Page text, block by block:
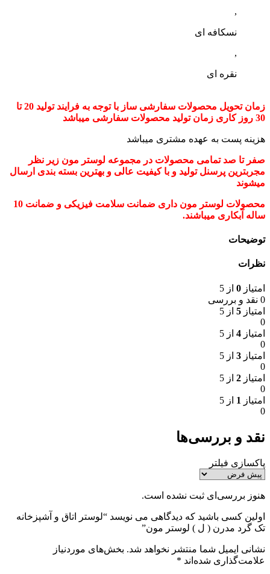
,
نسکافه ای
,
نقره ای
زمان تحویل محصولات سفارشی ساز با توجه به فرایند تولید 20 تا
30 روز کاری زمان تولید محصولات سفارشی میباشد
هزینه پست به عهده مشتری میباشد
صفر تا صد تمامی محصولات در مجموعه لوستر مون زیر نظر
مجربترین پرسنل تولید و با کیفیت عالی و بهترین بسته بندی ارسال
میشوند
محصولات لوستر مون داری ضمانت سلامت فیزیکی و ضمانت 10
ساله آبکاری میباشند.
توضیحات
نظرات
امتیاز 0 از 5
0 نقد و بررسی
امتیاز 5 از 5
0
امتیاز 4 از 5
0
امتیاز 3 از 5
0
امتیاز 2 از 5
0
امتیاز 1 از 5
0
نقد و بررسی‌ها
پاکسازی فیلتر
هنوز بررسی‌ای ثبت نشده است.
اولین کسی باشید که دیدگاهی می نویسد “لوستر اتاق و آشپزخانه
تک گرد مدرن ( ل ) لوستر مون”
نشانی ایمیل شما منتشر نخواهد شد. بخش‌های موردنیاز
علامت‌گذاری شده‌اند *